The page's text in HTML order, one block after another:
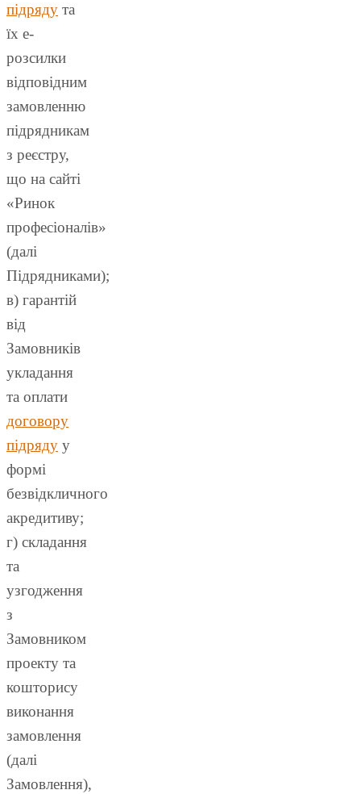
підряду та
їх е-
розсилки
відповідним
замовленню
підрядникам
з реєстру,
що на сайті
«Ринок
професіоналів»
(далі
Підрядниками);
в) гарантій
від
Замовників
укладання
та оплати
договору
підряду у
формі
безвідкличного
акредитиву;
г) складання
та
узгодження
з
Замовником
проекту та
кошторису
виконання
замовлення
(далі
Замовлення),